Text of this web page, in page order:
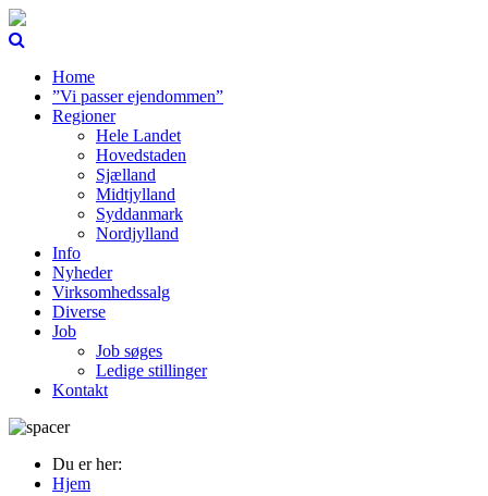
Home
”Vi passer ejendommen”
Regioner
Hele Landet
Hovedstaden
Sjælland
Midtjylland
Syddanmark
Nordjylland
Info
Nyheder
Virksomhedssalg
Diverse
Job
Job søges
Ledige stillinger
Kontakt
Du er her:
Hjem